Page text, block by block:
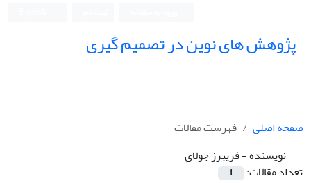
پژوهش های نوین در تصمیم گیری
صفحه اصلی
فهرست مقالات
نویسنده =فریبرز جولای
تعداد مقالات:
1